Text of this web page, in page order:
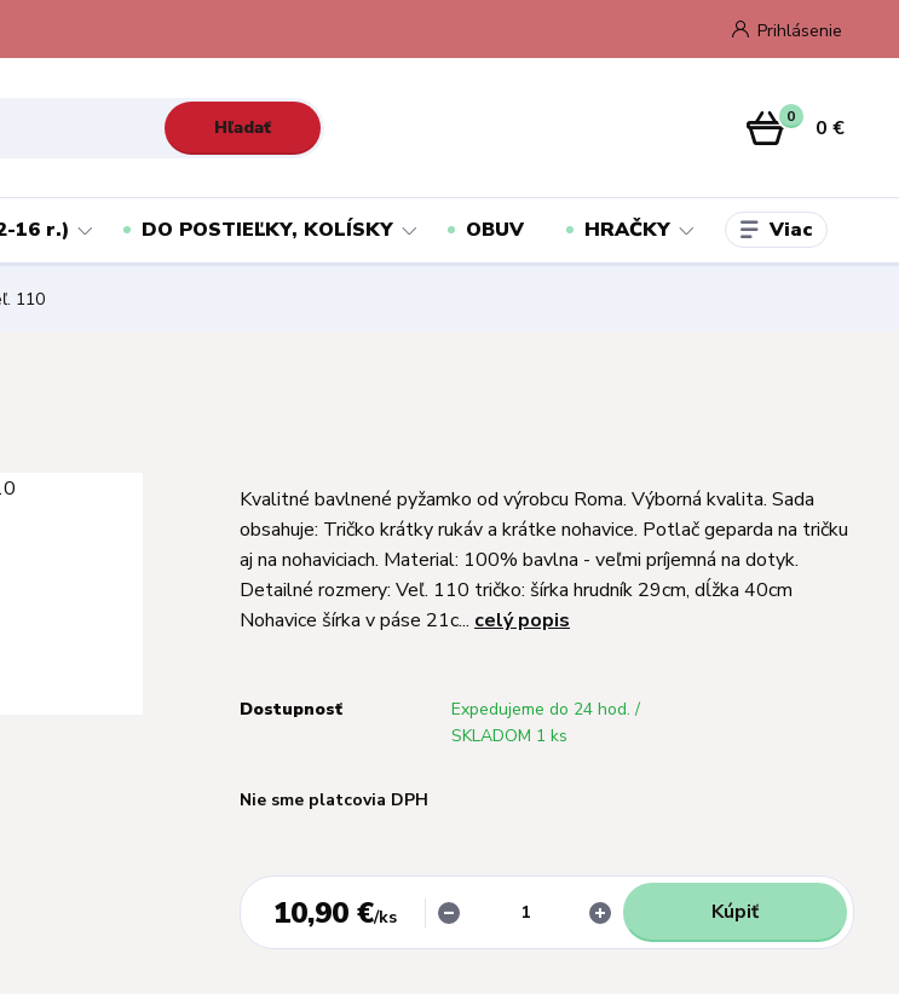
Prihlásenie
Hľadať 0 0 €
16 r.) DO POSTIEĽKY, KOLÍSKY OBUV HRAČKY Viac
110
Kvalitné bavlnené pyžamko od výrobcu Roma. Výborná kvalita. Sada
obsahuje: Tričko krátky rukáv a krátke nohavice. Potlač geparda na tričku
aj na nohaviciach. Material: 100% bavlna - veľmi príjemná na dotyk.
Detailné rozmery: Veľ. 110 tričko: šírka hrudník 29cm, dĺžka 40cm
Nohavice šírka v páse 21c... celý popis
Dostupnosť
Expedujeme do 24 hod. /
SKLADOM 1 ks
Nie sme platcovia DPH
10,90 €/ks Kúpiť